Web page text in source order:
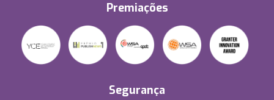
Premiações
Segurança